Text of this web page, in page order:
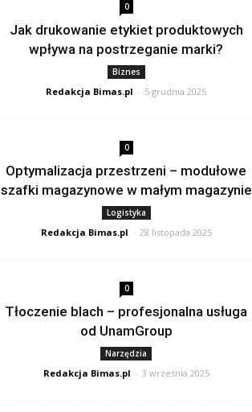
0
Jak drukowanie etykiet produktowych
wpływa na postrzeganie marki?
Biznes
Redakcja Bimas.pl - 5 grudnia 2025
0
Optymalizacja przestrzeni – modułowe
szafki magazynowe w małym magazynie
Logistyka
Redakcja Bimas.pl - 28 listopada 2025
0
Tłoczenie blach – profesjonalna usługa
od UnamGroup
Narzędzia
Redakcja Bimas.pl - 3 września 2025